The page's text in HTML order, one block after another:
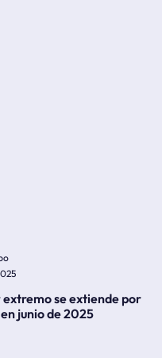
extremo se extiende por
junio de 2025